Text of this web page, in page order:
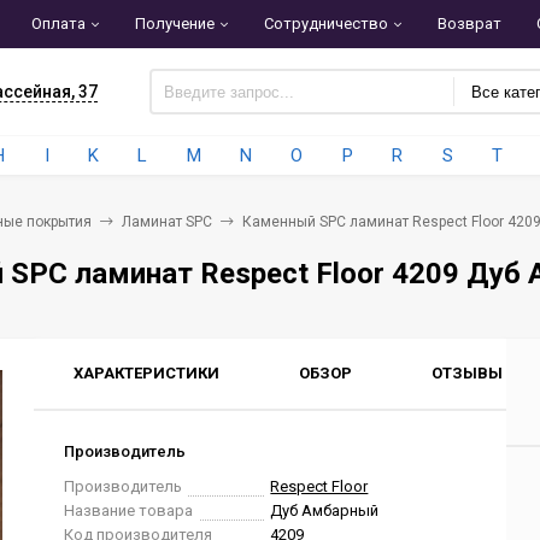
Оплата Получение Сотрудничество Возврат
37 Все
I K L M N O P R S T
покрытия Ламинат SPC Каменный SPC ламинат Respect Floor
ламинат Respect Floor 4209 Дуб
ХАРАКТЕРИСТИКИ ОБЗОР ОТЗЫВЫ
Производитель
Производитель
Respect Floor
Название товара
Дуб Амбарный
Код производителя
4209